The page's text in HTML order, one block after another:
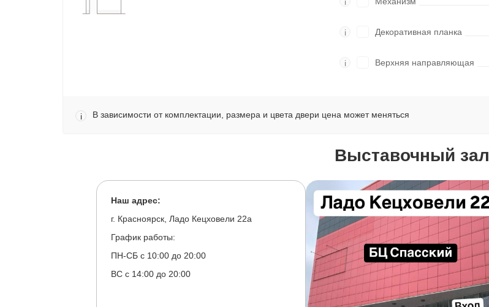
i
i Декоративная планка
i Верхняя направляющая
i В зависимости от комплектации, размера и цвета двери цена может меняться
Выставочный зал
Наш адрес:
г. Красноярск, Ладо Кецховели 22а
График работы:
ПН-СБ с 10:00 до 20:00
ВС с 14:00 до 20:00